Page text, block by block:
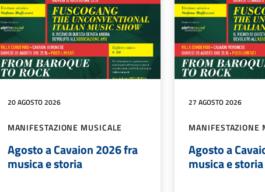
20 AGOSTO 2026
MANIFESTAZIONE MUSICALE
Agosto a Cavaion 2026 fra
musica e storia
27 AGOSTO 2026
MANIFESTAZIONE
Agosto a
musica e storia